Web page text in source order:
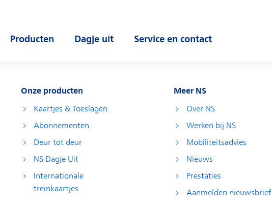
Producten
Dagje uit
Service en contact
Onze producten
Kaartjes & Toeslagen
Abonnementen
Deur tot deur
NS Dagje Uit
Internationale
treinkaartjes
Meer NS
Over NS
Werken bij NS
Mobiliteitsadvies
Nieuws
Prestaties
Aanmelden nieuwsbrief